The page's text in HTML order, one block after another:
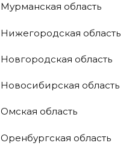
Мурманская область
Нижегородская область
Новгородская область
Новосибирская область
Омская область
Оренбургская область